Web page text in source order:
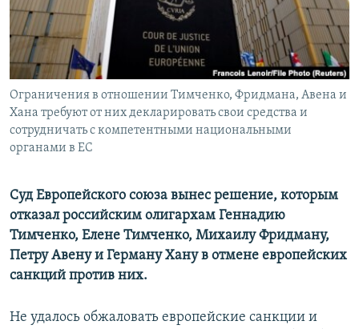
ПОБЕДИТЕЛЕЙ НЕ СУДЯТ?
КРЫМ.НЕПОКОРЕННЫЙ
ELIFBE
УКРАИНСКАЯ ПРОБЛЕМА КРЫМА
ПРИСОЕДИНЯЙТЕСЬ!
Все сайты RFE/RL
Ограничения в отношении Тимченко, Фридмана, Авена и
Хана требуют от них декларировать свои средства и
сотрудничать с компетентными национальными
органами в ЕС
Суд Европейского союза вынес решение, которым
отказал российским олигархам Геннадию
Тимченко, Елене Тимченко, Михаилу Фридману,
Петру Авену и Герману Хану в отмене европейских
санкций против них.
Не удалось обжаловать европейские санкции и